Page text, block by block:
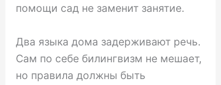
помощи сад не заменит занятие.
Два языка дома задерживают речь.
Сам по себе билингвизм не мешает,
но правила должны быть